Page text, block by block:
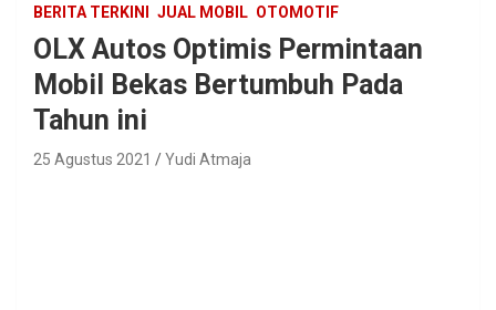
BERITA TERKINI JUAL MOBIL OTOMOTIF
OLX Autos Optimis Permintaan
Mobil Bekas Bertumbuh Pada
Tahun ini
25 Agustus 2021 Yudi Atmaja